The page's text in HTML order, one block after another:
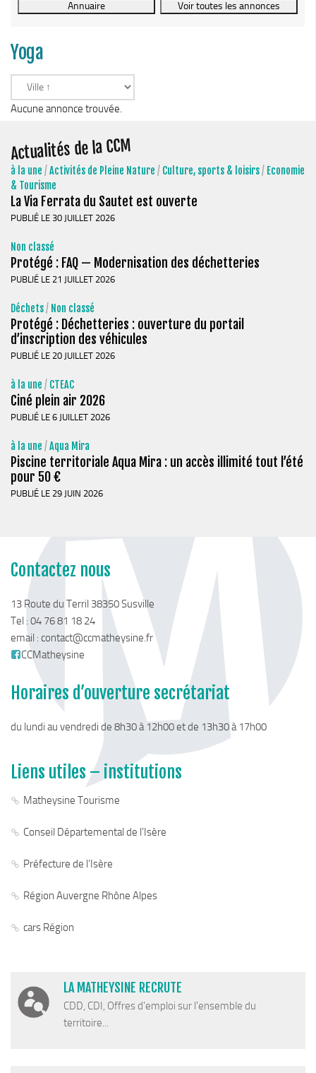
Le Conseil Communautaire
La CCM recrute
Publications
Economie & Tourisme
Développement économique
LEADER, aides européennes
Travaillez en Matheysine
Montagne, Agriculture & Forêt
Guide des producteurs
Stratégie forestière du massif sud Isère
Stratégie Foncière
Reconquête de terrains agricoles et installations
Projet Alimentaire Territorial
Urbanisme ADS (Autorisation des droits du sol)
Aménagements touristiques
Stratégie de développement touristique
Territoire Napoléon
Chemins de randonnée
Taxe de séjour & Tourisme
Enfance & Cohésion Sociale
Petite Enfance
Grandir en Matheysine
Crèches et LAEP
Jeunesse
Jeunes En Matheysine
PAT Volet social
Yoga
Aucune annonce trouvée.
Actualités de la CCM
à la une /Activités de Pleine Nature / Culture, sports & loisirs/ Economie
& Tourisme
La Via Ferrata du Sautet est ouverte
PUBLIÉ LE 30 JUILLET 2026
Non classé
Protégé : FAQ — Modernisation des déchetteries
PUBLIÉ LE 21 JUILLET 2026
Déchets/ Non classé
Protégé : Déchetteries : ouverture du portail
d’inscription des véhicules
PUBLIÉ LE 20 JUILLET 2026
à la une / CTEAC
Ciné plein air 2026
PUBLIÉ LE 6 JUILLET 2026
à la une /Aqua Mira
Piscine territoriale Aqua Mira : un accès illimité tout l’été
pour 50 €
PUBLIÉ LE 29 JUIN 2026
Contactez nous
13 Route du Terril 38350 Susville
Tel : 04 76 81 18 24
email : contact@ccmatheysine.fr
CCMatheysine
Horaires d’ouverture secrétariat
du lundi au vendredi de 8h30 à 12h00 et de 13h30 à 17h00
Liens utiles – institutions
Matheysine Tourisme
Conseil Départemental de l’Isère
Préfecture de l’Isère
Région Auvergne Rhône Alpes
cars Région
LA MATHEYSINE RECRUTE
CDD, CDI, Offres d'emploi sur l'ensemble du
territoire...